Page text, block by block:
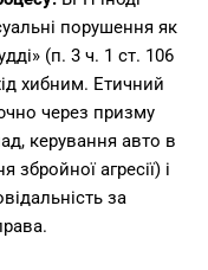
порушення як
(п. 3 ч. 1 ст. 106
хибним. Етичний
через призму
керування авто в
агресії) і
за